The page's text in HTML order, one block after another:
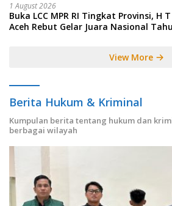
1 August 2026
Buka LCC MPR RI Tingkat Provinsi, H
Aceh Rebut Gelar Juara Nasional
View More
Berita Hukum & Kriminal
Kumpulan berita tentang hukum dan
berbagai wilayah